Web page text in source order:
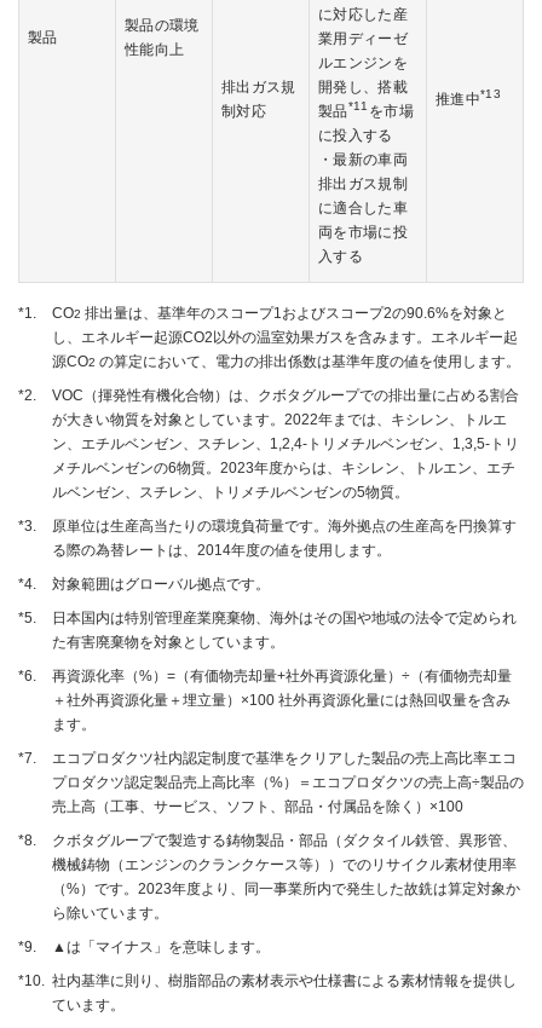
製品
製品の環境
性能向上
排出ガス規
制対応
に対応した産
業用ディーゼ
ルエンジンを
開発し、搭載
製品*11 を市場
に投入する
・最新の車両
排出ガス規制
に適合した車
両を市場に投
入する
推進中*13
*1. CO2 排出量は、基準年のスコープ1およびスコープ2の90.6%を対象と
し、エネルギー起源CO2以外の温室効果ガスを含みます。エネルギー起
源CO2 の算定において、電力の排出係数は基準年度の値を使用します。
*2.
VOC（揮発性有機化合物）は、クボタグループでの排出量に占める割合
が大きい物質を対象としています。2022年までは、キシレン、トルエ
ン、エチルベンゼン、スチレン、1,2,4-トリメチルベンゼン、1,3,5-トリ
メチルベンゼンの6物質。2023年度からは、キシレン、トルエン、エチ
ルベンゼン、スチレン、トリメチルベンゼンの5物質。
*3.
原単位は生産高当たりの環境負荷量です。海外拠点の生産高を円換算す
る際の為替レートは、2014年度の値を使用します。
*4.
対象範囲はグローバル拠点です。
*5.
日本国内は特別管理産業廃棄物、海外はその国や地域の法令で定められ
た有害廃棄物を対象としています。
*6.
再資源化率（%）=（有価物売却量+社外再資源化量）÷（有価物売却量
＋社外再資源化量＋埋立量）×100 社外再資源化量には熱回収量を含み
ます。
*7.
エコプロダクツ社内認定制度で基準をクリアした製品の売上高比率エコ
プロダクツ認定製品売上高比率（%）＝エコプロダクツの売上高÷製品の
売上高（工事、サービス、ソフト、部品・付属品を除く）×100
*8.
クボタグループで製造する鋳物製品・部品（ダクタイル鉄管、異形管、
機械鋳物（エンジンのクランクケース等））でのリサイクル素材使用率
（%）です。2023年度より、同一事業所内で発生した故銑は算定対象か
ら除いています。
*9.
▲は「マイナス」を意味します。
*10.
社内基準に則り、樹脂部品の素材表示や仕様書による素材情報を提供し
ています。